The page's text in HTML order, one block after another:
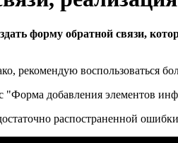
форму обратной связи,
рекомендую воспользоваться
"Форма добавления элементов
распостраненной